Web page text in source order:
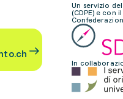
Un servizio
(CDPE) e con
In